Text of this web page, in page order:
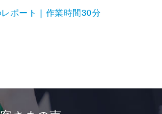
ポート｜作業時間30分